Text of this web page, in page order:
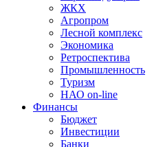
ЖКХ
Агропром
Лесной комплекс
Экономика
Ретроспектива
Промышленность
Туризм
НАО on-line
Финансы
Бюджет
Инвестиции
Банки